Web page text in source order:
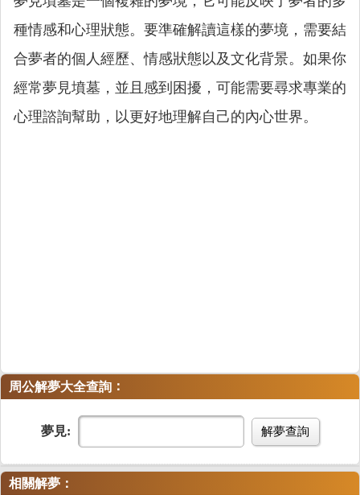
種情感和心理狀態。要準確解讀這樣的夢境，需要結
合夢者的個人經歷、情感狀態以及文化背景。如果你
經常夢見墳墓，並且感到困擾，可能需要尋求專業的
心理諮詢幫助，以更好地理解自己的內心世界。
周公解夢大全查詢 ：
夢見: 解夢查詢
相關解夢：